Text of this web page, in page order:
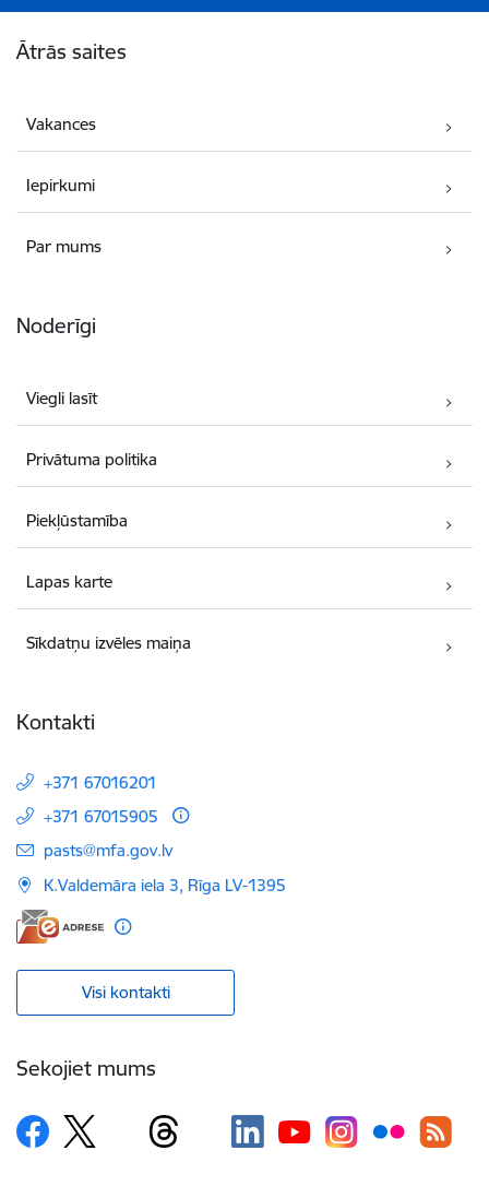
Ātrās saites
Vakances
Iepirkumi
Par mums
Noderīgi
Viegli lasīt
Privātuma politika
Piekļūstamība
Lapas karte
Sīkdatņu izvēles maiņa
Kontakti
+371 67016201
+371 67015905
E-pasts:
pasts@mfa.gov.lv
K.Valdemāra iela 3, Rīga LV-1395
Visi kontakti
Sekojiet mums